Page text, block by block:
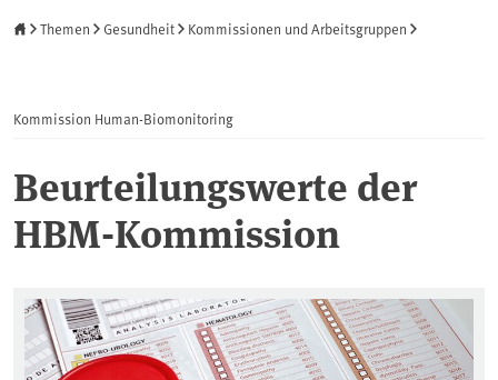
Themen Gesundheit Kommissionen und Arbeitsgruppen
Kommission Human-Biomonitoring
Beurteilungswerte der
HBM-Kommission